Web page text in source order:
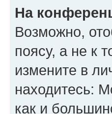
На
Возможно,
поясу, а не к
измените в
находитесь:
как и